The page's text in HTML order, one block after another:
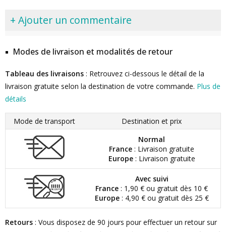
+ Ajouter un commentaire
Modes de livraison et modalités de retour
Tableau des livraisons : Retrouvez ci-dessous le détail de la
livraison gratuite selon la destination de votre commande. Plus de
détails
Mode de transport
Destination et prix
Normal
France : Livraison gratuite
Europe: Livraison gratuite
Avec suivi
France : 1,90 € ou gratuit dès 10 €
Europe: 4,90 € ou gratuit dès 25 €
Retours : Vous disposez de 90 jours pour effectuer un retour sur